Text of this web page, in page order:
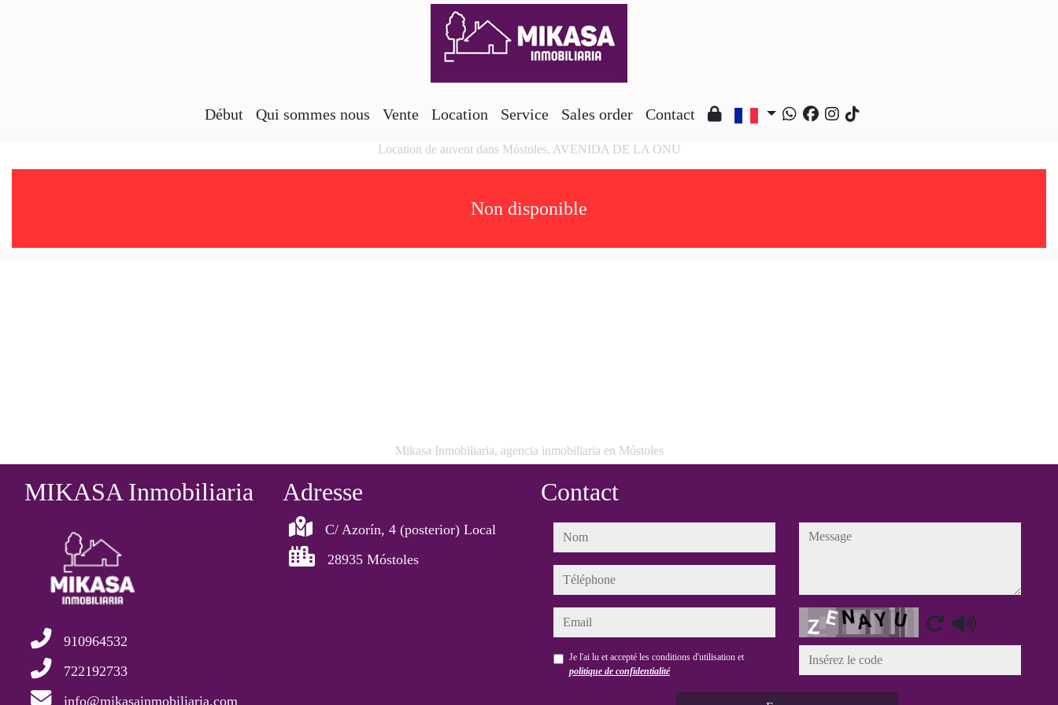
Début Qui sommes nous Vente Location Service Sales order Contact
Location de auvent dans Móstoles, AVENIDA DE LA ONU
Non disponible
Mikasa Inmobiliaria, agencia inmobiliaria en Móstoles
MIKASA Inmobiliaria
910964532
722192733
info@mikasainmobiliaria.com
Adresse
C/ Azorín, 4 (posterior) Local
28935 Móstoles
Contact
nom
téléphone
email
Je l'ai lu et accepté les conditions d'utilisation et
politique de confidentialité
message
Captcha